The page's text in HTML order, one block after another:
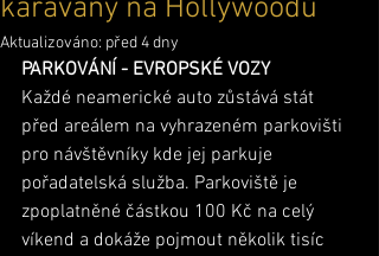
karavany na Hollywoodů
Aktualizováno: před 4 dny
PARKOVÁNÍ - EVROPSKÉ VOZY
Každé neamerické auto zůstává stát
před areálem na vyhrazeném parkovišti
pro návštěvníky kde jej parkuje
pořadatelská služba. Parkoviště je
zpoplatněné částkou 100 Kč na celý
víkend a dokáže pojmout několik tisíc